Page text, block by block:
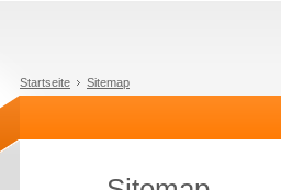
Startseite Sitemap